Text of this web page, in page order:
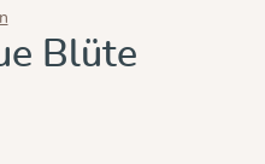
von 5 Sternen
Blüte